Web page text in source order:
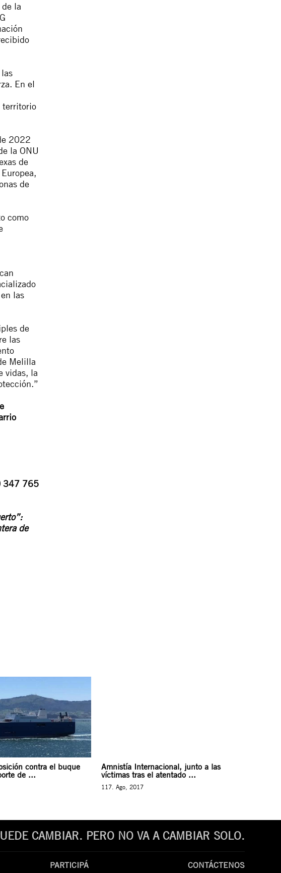
la
En el
territorio
2022
la ONU
de
de
como
las
de
las
Melilla
vidas, la
765
de
contra el buque
de ...
Amnistía Internacional, junto a las
víctimas tras el atentado ...
117. Ago, 2017
CAMBIAR. PERO NO VA A CAMBIAR SOLO.
PARTICIPÁ CONTÁCTENOS